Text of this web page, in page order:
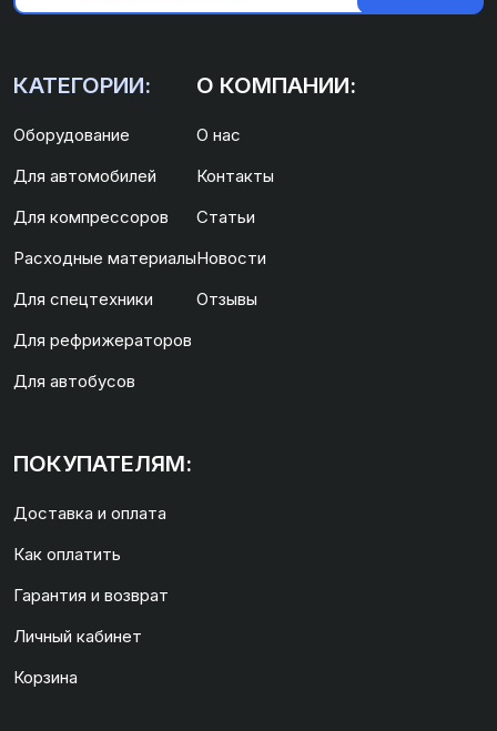
КАТЕГОРИИ:
Оборудование
Для автомобилей
Для компрессоров
Расходные материалы
Для спецтехники
Для рефрижераторов
Для автобусов
О КОМПАНИИ:
О нас
Контакты
Статьи
Новости
Отзывы
ПОКУПАТЕЛЯМ:
Доставка и оплата
Как оплатить
Гарантия и возврат
Личный кабинет
Корзина